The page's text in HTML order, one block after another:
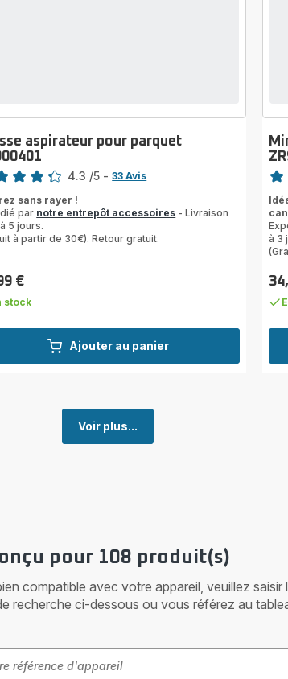
Ajouter au panier
aspirateur pour parquet
4.3 /5 - 33 Avis
sans rayer !
par notre entrepôt accessoires - Livraison
5 jours.
à partir de 30€). Retour gratuit.
€
stock
Note
à 3
Prix
Voir plus...
pour 108 produit(s)
compatible avec votre appareil, veuillez
recherche ci-dessous ou vous référez au